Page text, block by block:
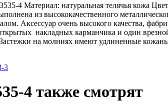
4 Материал: натуральная телячья кожа
из высококачественного
Аксессуар очень высокого качества,
накладных карманчика и один
на молниях имеют удлиненные
3
4 также смотрят